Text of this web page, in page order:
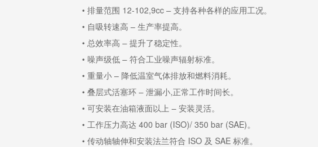
• 排量范围 12-102,9cc – 支持各种各样的应用工况。
• 自吸转速高 – 生产率提高。
• 总效率高 – 提升了稳定性。
• 噪声级低 – 符合工业噪声辐射标准。
• 重量小 – 降低温室气体排放和燃料消耗。
• 叠层式活塞环 – 泄漏小,正常工作时间长。
• 可安装在油箱液面以上 – 安装灵活。
• 工作压力高达 400 bar (ISO)/ 350 bar (SAE)。
• 传动轴轴伸和安装法兰符合 ISO 及 SAE 标准。